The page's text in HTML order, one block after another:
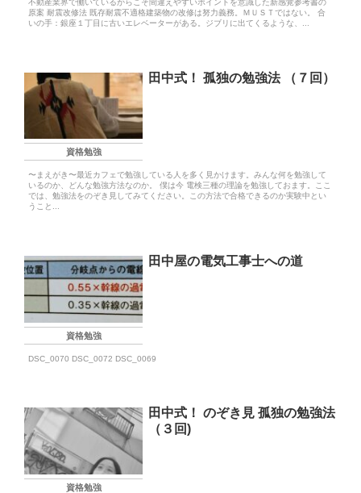
不動産業界で働いているからこそ間違えやすいポイントを意識した新感覚参考書の
原案 耐震改修法 既存耐震不適格建築物の改修は努力義務。ＭＵＳＴではない。 合
いの手：銀座１丁目に古いエレベーターがある。ジブリに出てくるような、...
資格勉強
田中式！ 孤独の勉強法 （７回）
〜まえがき〜最近カフェで勉強している人を多く見かけます。みんな何を勉強して
いるのか、どんな勉強方法なのか。 僕は今 電検三種の理論を勉強しておます。ここ
では、勉強法をのぞき見してみてください。この方法で合格できるのか実験中とい
うこと...
資格勉強
田中屋の電気工事士への道
DSC_0070 DSC_0072 DSC_0069
資格勉強
田中式！ のぞき見 孤独の勉強法
（３回)